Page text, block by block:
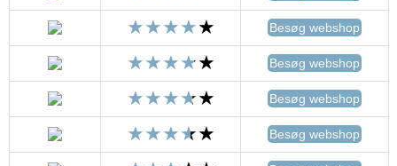
Besøg webshop
Besøg webshop
Besøg webshop
Besøg webshop